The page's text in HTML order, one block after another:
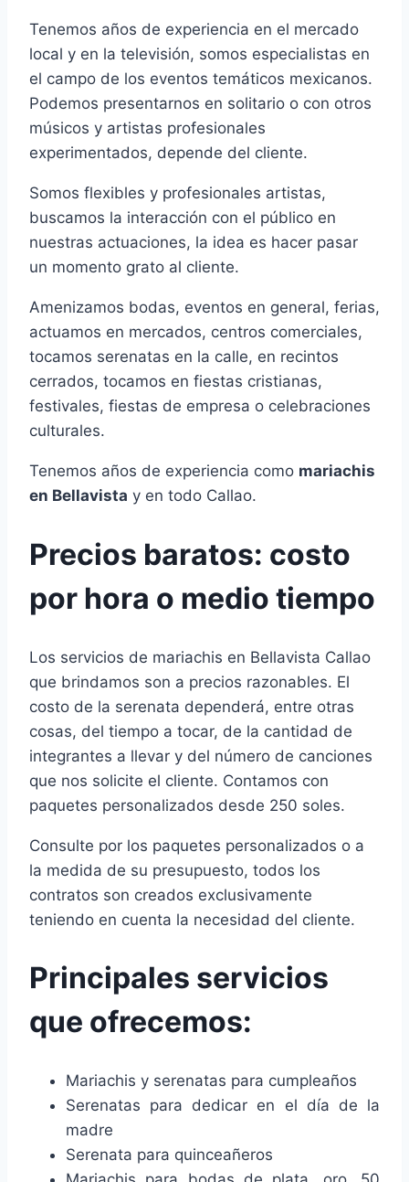
Tenemos años de experiencia en el mercado
local y en la televisión, somos especialistas en
el campo de los eventos temáticos mexicanos.
Podemos presentarnos en solitario o con otros
músicos y artistas profesionales
experimentados, depende del cliente.
Somos flexibles y profesionales artistas,
buscamos la interacción con el público en
nuestras actuaciones, la idea es hacer pasar
un momento grato al cliente.
Amenizamos bodas, eventos en general, ferias,
actuamos en mercados, centros comerciales,
tocamos serenatas en la calle, en recintos
cerrados, tocamos en fiestas cristianas,
festivales, fiestas de empresa o celebraciones
culturales.
Tenemos años de experiencia como mariachis
en Bellavista y en todo Callao.
Precios baratos: costo
por hora o medio tiempo
Los servicios de mariachis en Bellavista Callao
que brindamos son a precios razonables. El
costo de la serenata dependerá, entre otras
cosas, del tiempo a tocar, de la cantidad de
integrantes a llevar y del número de canciones
que nos solicite el cliente. Contamos con
paquetes personalizados desde 250 soles.
Consulte por los paquetes personalizados o a
la medida de su presupuesto, todos los
contratos son creados exclusivamente
teniendo en cuenta la necesidad del cliente.
Principales servicios
que ofrecemos:
Mariachis y serenatas para cumpleaños
Serenatas para dedicar en el día de la
madre
Serenata para quinceañeros